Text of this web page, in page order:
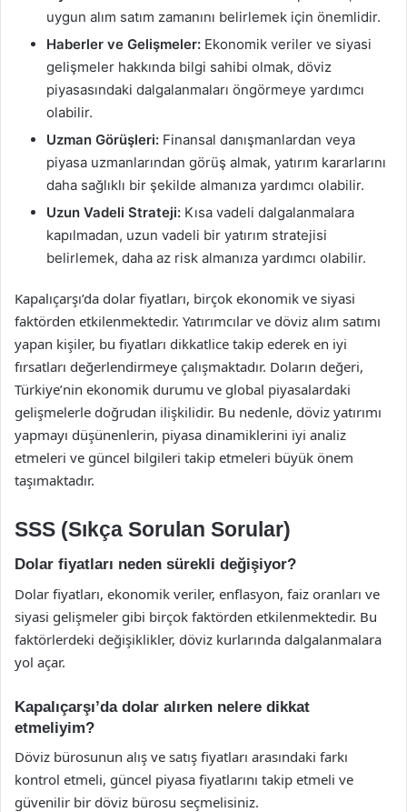
uygun alım satım zamanını belirlemek için önemlidir.
Haberler ve Gelişmeler: Ekonomik veriler ve siyasi
gelişmeler hakkında bilgi sahibi olmak, döviz
piyasasındaki dalgalanmaları öngörmeye yardımcı
olabilir.
Uzman Görüşleri: Finansal danışmanlardan veya
piyasa uzmanlarından görüş almak, yatırım kararlarını
daha sağlıklı bir şekilde almanıza yardımcı olabilir.
Uzun Vadeli Strateji: Kısa vadeli dalgalanmalara
kapılmadan, uzun vadeli bir yatırım stratejisi
belirlemek, daha az risk almanıza yardımcı olabilir.
Kapalıçarşı’da dolar fiyatları, birçok ekonomik ve siyasi
faktörden etkilenmektedir. Yatırımcılar ve döviz alım satımı
yapan kişiler, bu fiyatları dikkatlice takip ederek en iyi
fırsatları değerlendirmeye çalışmaktadır. Doların değeri,
Türkiye’nin ekonomik durumu ve global piyasalardaki
gelişmelerle doğrudan ilişkilidir. Bu nedenle, döviz yatırımı
yapmayı düşünenlerin, piyasa dinamiklerini iyi analiz
etmeleri ve güncel bilgileri takip etmeleri büyük önem
taşımaktadır.
SSS (Sıkça Sorulan Sorular)
Dolar fiyatları neden sürekli değişiyor?
Dolar fiyatları, ekonomik veriler, enflasyon, faiz oranları ve
siyasi gelişmeler gibi birçok faktörden etkilenmektedir. Bu
faktörlerdeki değişiklikler, döviz kurlarında dalgalanmalara
yol açar.
Kapalıçarşı’da dolar alırken nelere dikkat
etmeliyim?
Döviz bürosunun alış ve satış fiyatları arasındaki farkı
kontrol etmeli, güncel piyasa fiyatlarını takip etmeli ve
güvenilir bir döviz bürosu seçmelisiniz.